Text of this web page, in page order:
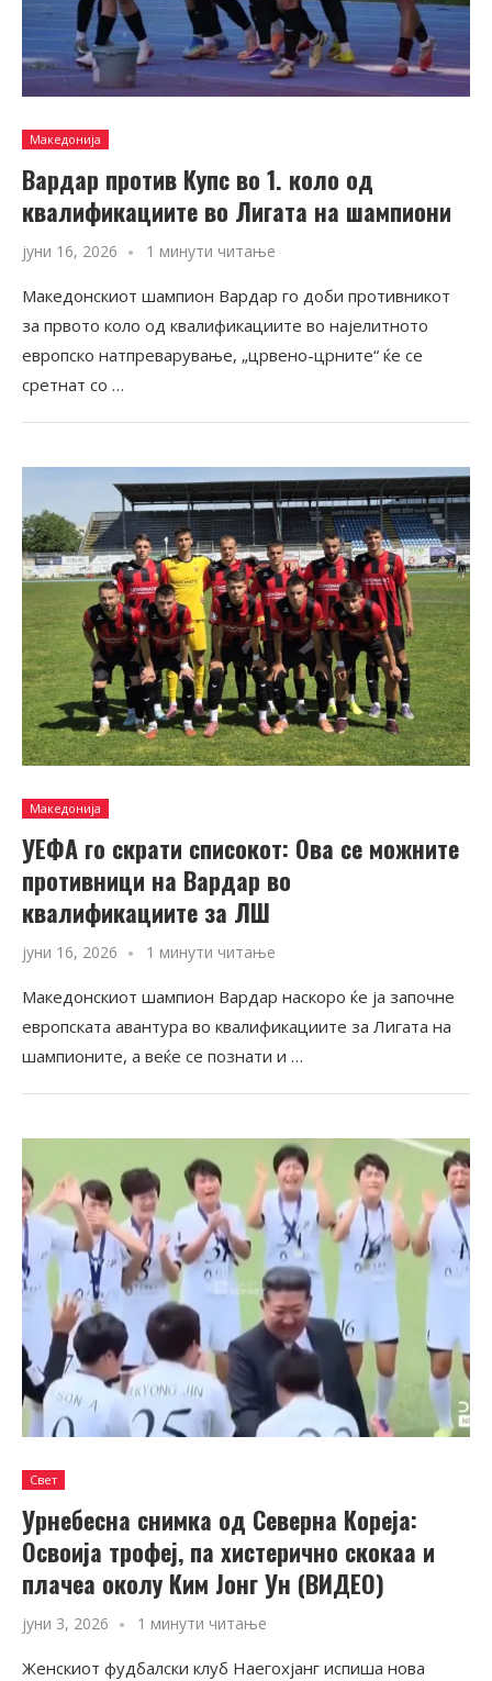
Македонија
Вардар против Купс во 1. коло од
квалификациите во Лигата на шампиони
јуни 16, 2026 1 минути читање
Македонскиот шампион Вардар го доби противникот
за првото коло од квалификациите во најелитното
европско натпреварување, „црвено-црните“ ќе се
сретнат со …
Македонија
УЕФА го скрати списокот: Ова се можните
противници на Вардар во
квалификациите за ЛШ
јуни 16, 2026 1 минути читање
Македонскиот шампион Вардар наскоро ќе ја започне
европската авантура во квалификациите за Лигата на
шампионите, а веќе се познати и …
Свет
Урнебесна снимка од Северна Кореја:
Освоија трофеј, па хистерично скокаа и
плачеа околу Ким Јонг Ун (ВИДЕО)
јуни 3, 2026 1 минути читање
Женскиот фудбалски клуб Наегохјанг испиша нова